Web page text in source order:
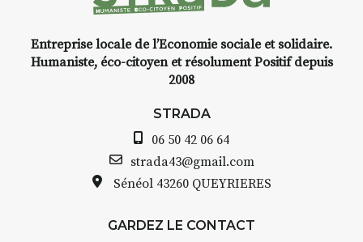
Entreprise locale de l’Economie sociale et solidaire.
Humaniste, éco-citoyen et résolument Positif depuis
2008
STRADA
06 50 42 06 64
strada43@gmail.com
Sénéol 43260 QUEYRIERES
GARDEZ LE CONTACT